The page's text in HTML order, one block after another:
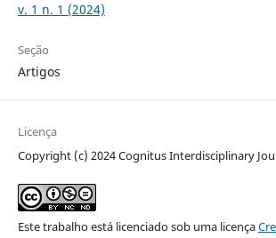
v. 1 n. 1 (2024)
Seção
Artigos
Licença
Copyright (c) 2024 Cognitus Interdisciplinary
Este trabalho está licenciado sob uma licença